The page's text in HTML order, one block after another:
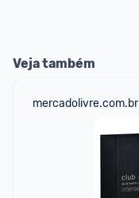
Veja também
mercadolivre.com.br